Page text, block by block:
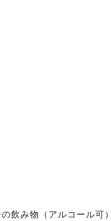
飲み物（アルコール可）